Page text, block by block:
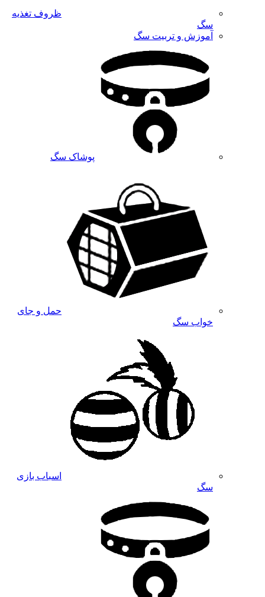
ظروف تغذیه
سگ
آموزش و تربیت سگ
پوشاک سگ
حمل و جای
خواب سگ
اسباب بازی
سگ